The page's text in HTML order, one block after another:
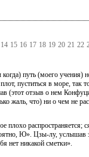
14 15 16 17 18 19 20 21 22
путь (моего учения)
пуститься в море, так
отзыв о нем
жаль, что) ни о чем не
распространяется;
Ю». Цзы-лу,
нет никакой сметки».